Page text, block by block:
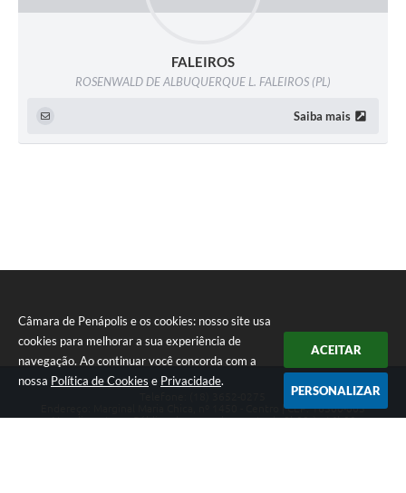
Câmara de Penápolis e os cookies: nosso site usa
cookies para melhorar a sua experiência de
navegação. Ao continuar você concorda com a
nossa Política de Cookies e Privacidade.
ACEITAR
PERSONALIZAR
FALEIROS
ROSENWALD DE ALBUQUERQUE L. FALEIROS (PL)
Saiba mais
Endereço: Marginal Maria Chica, nº 1450 - Centro | CEP: 16300-005
Atendimento ao Público de segunda a sexta da 8h00 às 16h00